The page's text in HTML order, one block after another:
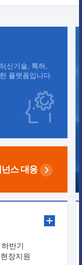
(신기술, 특허,
플랫폼입니다.
스 대응
반기
장지원